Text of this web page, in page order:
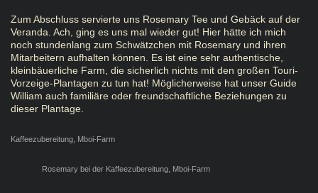
Zum Abschluss servierte uns Rosemary Tee und Gebäck auf der
Veranda. Ach, ging es uns mal wieder gut! Hier hätte ich mich
noch stundenlang zum Schwätzchen mit Rosemary und ihren
Mitarbeitern aufhalten können. Es ist eine sehr authentische,
kleinbäuerliche Farm, die sicherlich nichts mit den großen Touri-
Vorzeige-Plantagen zu tun hat! Möglicherweise hat unser Guide
William auch familiäre oder freundschaftliche Beziehungen zu
dieser Plantage.
Kaffeezubereitung, Mboi-Farm
Rosemary bei der Kaffeezubereitung, Mboi-Farm